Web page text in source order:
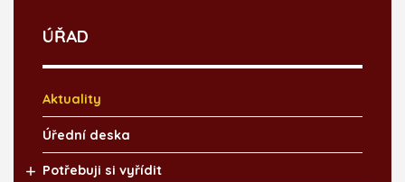
ÚŘAD
Aktuality
Úřední deska
Potřebuji si vyřídit